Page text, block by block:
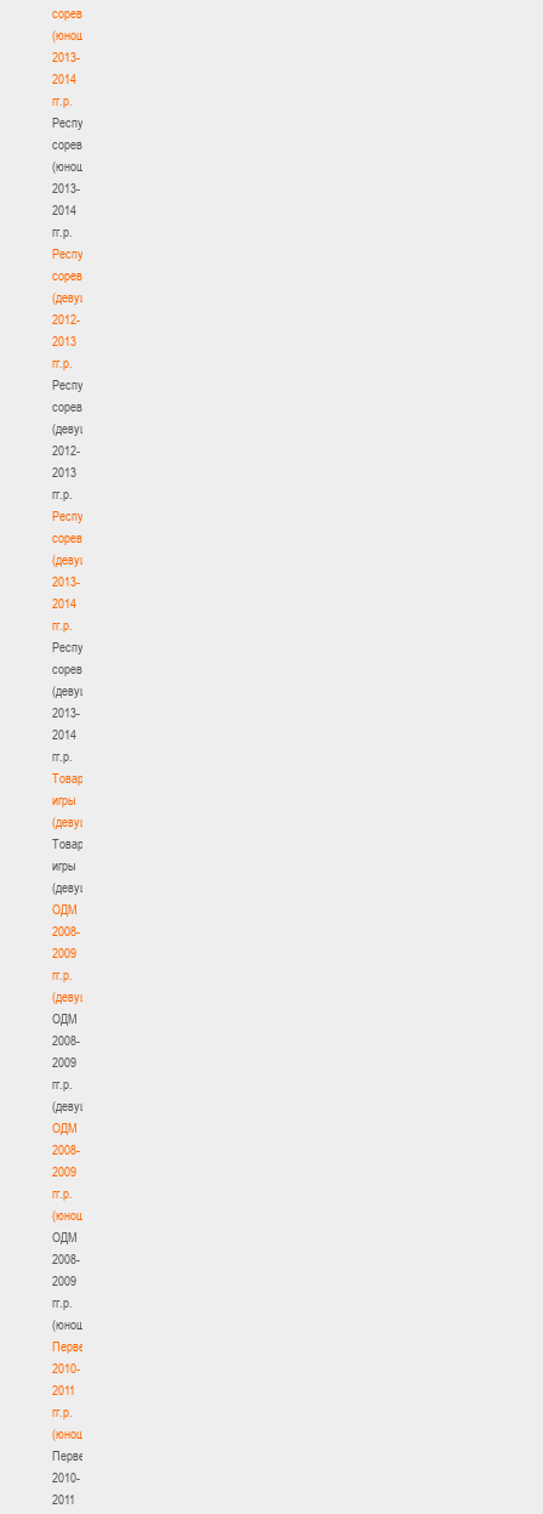
соревнования
(юноши)
2013-
2014
гг.р.
Республиканские
соревнования
(юноши)
2013-
2014
гг.р.
Республиканские
соревнования
(девушки)
2012-
2013
гг.р.
Республиканские
соревнования
(девушки)
2012-
2013
гг.р.
Республиканские
соревнования
(девушки)
2013-
2014
гг.р.
Республиканские
соревнования
(девушки)
2013-
2014
гг.р.
Товарищеские
игры
(девушки)
Товарищеские
игры
(девушки)
ОДМ
2008-
2009
гг.р.
(девушки)
ОДМ
2008-
2009
гг.р.
(девушки)
ОДМ
2008-
2009
гг.р.
(юноши)
ОДМ
2008-
2009
гг.р.
(юноши)
Первенство
2010-
2011
гг.р.
(юноши)
Первенство
2010-
2011